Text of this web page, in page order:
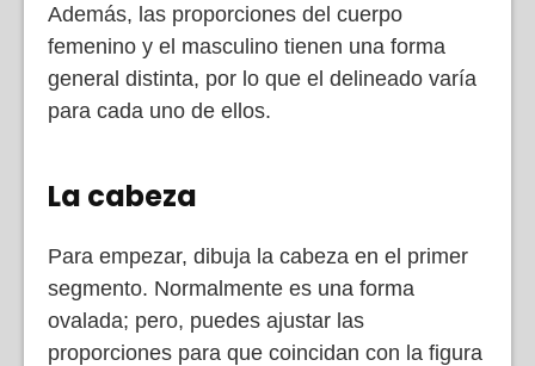
Además, las proporciones del cuerpo
femenino y el masculino tienen una forma
general distinta, por lo que el delineado varía
para cada uno de ellos.
La cabeza
Para empezar, dibuja la cabeza en el primer
segmento. Normalmente es una forma
ovalada; pero, puedes ajustar las
proporciones para que coincidan con la figura